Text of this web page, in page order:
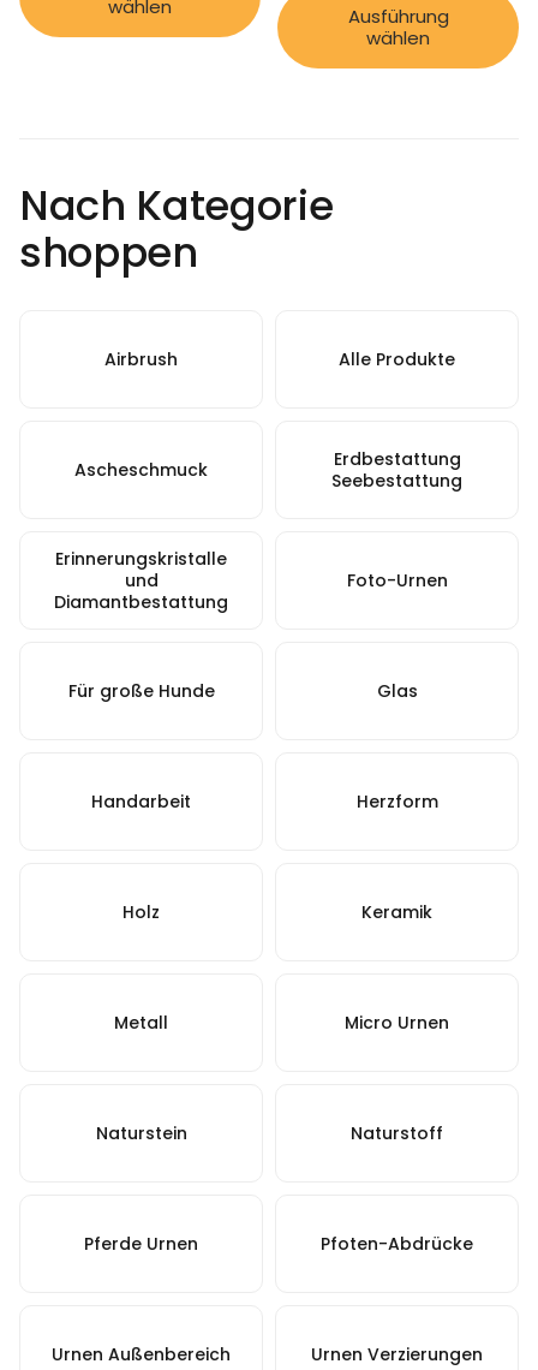
wählen
Ausführung
wählen
Nach Kategorie
shoppen
Airbrush Alle Produkte
Ascheschmuck
Erdbestattung
Seebestattung
Erinnerungskristalle
und
Diamantbestattung
Foto-Urnen
Für große Hunde Glas
Handarbeit Herzform
Holz Keramik
Metall Micro Urnen
Naturstein Naturstoff
Pferde Urnen Pfoten-Abdrücke
Urnen Außenbereich Urnen Verzierungen